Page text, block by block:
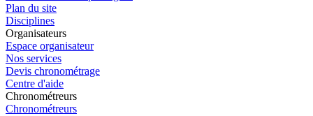
Plan du site
Disciplines
Organisateurs
Espace organisateur
Nos services
Devis chronométrage
Centre d'aide
Chronométreurs
Chronométreurs